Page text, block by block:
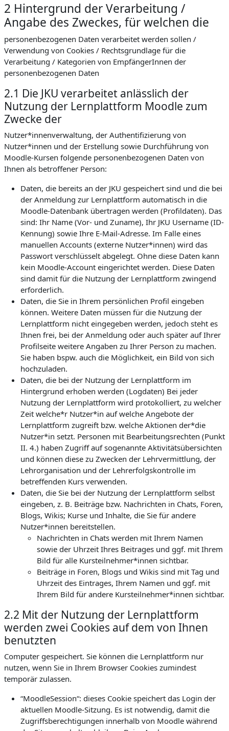
2 Hintergrund der Verarbeitung /
Angabe des Zweckes, für welchen die
personenbezogenen Daten verarbeitet werden sollen /
Verwendung von Cookies / Rechtsgrundlage für die
Verarbeitung / Kategorien von EmpfängerInnen der
personenbezogenen Daten
2.1 Die JKU verarbeitet anlässlich der
Nutzung der Lernplattform Moodle zum
Zwecke der
Nutzer*innenverwaltung, der Authentifizierung von
Nutzer*innen und der Erstellung sowie Durchführung von
Moodle-Kursen folgende personenbezogenen Daten von
Ihnen als betroffener Person:
Daten, die bereits an der JKU gespeichert sind und die bei
der Anmeldung zur Lernplattform automatisch in die
Moodle-Datenbank übertragen werden (Profildaten). Das
sind: Ihr Name (Vor- und Zuname), Ihr JKU Username (ID-
Kennung) sowie Ihre E-Mail-Adresse. Im Falle eines
manuellen Accounts (externe Nutzer*innen) wird das
Passwort verschlüsselt abgelegt. Ohne diese Daten kann
kein Moodle-Account eingerichtet werden. Diese Daten
sind damit für die Nutzung der Lernplattform zwingend
erforderlich.
Daten, die Sie in Ihrem persönlichen Profil eingeben
können. Weitere Daten müssen für die Nutzung der
Lernplattform nicht eingegeben werden, jedoch steht es
Ihnen frei, bei der Anmeldung oder auch später auf Ihrer
Profilseite weitere Angaben zu Ihrer Person zu machen.
Sie haben bspw. auch die Möglichkeit, ein Bild von sich
hochzuladen.
Daten, die bei der Nutzung der Lernplattform im
Hintergrund erhoben werden (Logdaten) Bei jeder
Nutzung der Lernplattform wird protokolliert, zu welcher
Zeit welche*r Nutzer*in auf welche Angebote der
Lernplattform zugreift bzw. welche Aktionen der*die
Nutzer*in setzt. Personen mit Bearbeitungsrechten (Punkt
II. 4.) haben Zugriff auf sogenannte Aktivitätsübersichten
und können diese zu Zwecken der Lehrvermittlung, der
Lehrorganisation und der Lehrerfolgskontrolle im
betreffenden Kurs verwenden.
Daten, die Sie bei der Nutzung der Lernplattform selbst
eingeben, z. B. Beiträge bzw. Nachrichten in Chats, Foren,
Blogs, Wikis; Kurse und Inhalte, die Sie für andere
Nutzer*innen bereitstellen.
Nachrichten in Chats werden mit Ihrem Namen
sowie der Uhrzeit Ihres Beitrages und ggf. mit Ihrem
Bild für alle Kursteilnehmer*innen sichtbar.
Beiträge in Foren, Blogs und Wikis sind mit Tag und
Uhrzeit des Eintrages, Ihrem Namen und ggf. mit
Ihrem Bild für andere Kursteilnehmer*innen sichtbar.
2.2 Mit der Nutzung der Lernplattform
werden zwei Cookies auf dem von Ihnen
benutzten
Computer gespeichert. Sie können die Lernplattform nur
nutzen, wenn Sie in Ihrem Browser Cookies zumindest
temporär zulassen.
“MoodleSession“: dieses Cookie speichert das Login der
aktuellen Moodle-Sitzung. Es ist notwendig, damit die
Zugriffsberechtigungen innerhalb von Moodle während